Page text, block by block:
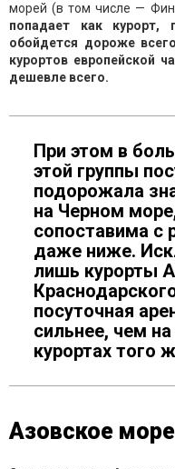
морей (в том числе —
попадает как
обойдется дороже
курортов европейской
дешевле всего.
При этом в
этой группы
подорожала
на Черном
сопоставима с
даже ниже.
лишь курорты
посуточная
сильнее, чем
курортах того
Азовское море